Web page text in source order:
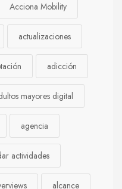
Acciona Mobility
actualizaciones
adicción
mayores digital
agencia
actividades
alcance